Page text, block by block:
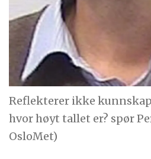
Reflekterer ikke
hvor høyt tallet er? spør
OsloMet)